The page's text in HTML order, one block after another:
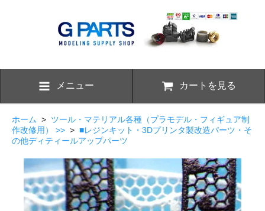
メニュー カートを見る
ホーム > ツール・マテリアル各種（プラモデル・フィギュア制
作改修用） >> > ■レジンキット・3Dプリンタ製改造パーツ・そ
の他ディティールアップパーツ